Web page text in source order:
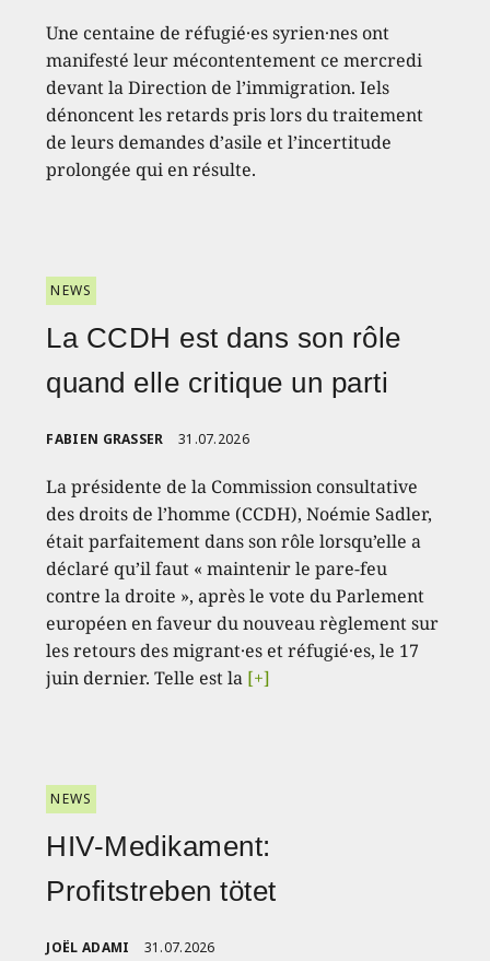
Une centaine de réfugié·es syrien·nes ont
manifesté leur mécontentement ce mercredi
devant la Direction de l’immigration. Iels
dénoncent les retards pris lors du traitement
de leurs demandes d’asile et l’incertitude
prolongée qui en résulte.
NEWS
La CCDH est dans son rôle
quand elle critique un parti
FABIEN GRASSER 31.07.2026
La présidente de la Commission consultative
des droits de l’homme (CCDH), Noémie Sadler,
était parfaitement dans son rôle lorsqu’elle a
déclaré qu’il faut « maintenir le pare-feu
contre la droite », après le vote du Parlement
européen en faveur du nouveau règlement sur
les retours des migrant·es et réfugié·es, le 17
juin dernier. Telle est la [+]
NEWS
HIV-Medikament:
Profitstreben tötet
JOËL ADAMI 31.07.2026